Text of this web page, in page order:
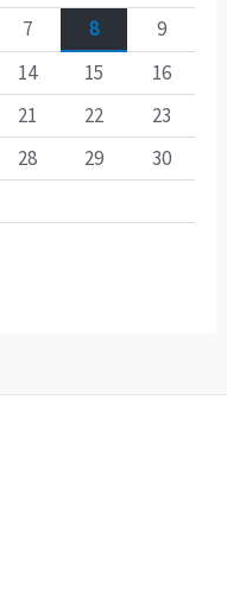
7 8
9
14 15
16
21 22
23
28 29
30